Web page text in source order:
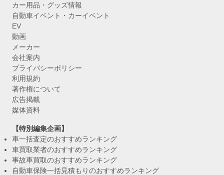
カー用品・グッズ情報
自動車イベント・カーイベント
EV
動画
メーカー
会社案内
プライバシーポリシー
利用規約
著作権について
広告掲載
媒体資料
【特別編集企画】
車一括査定のおすすめランキング
車買取業者のおすすめランキング
事故車買取のおすすめランキング
自動車保険一括見積もりのおすすめランキング